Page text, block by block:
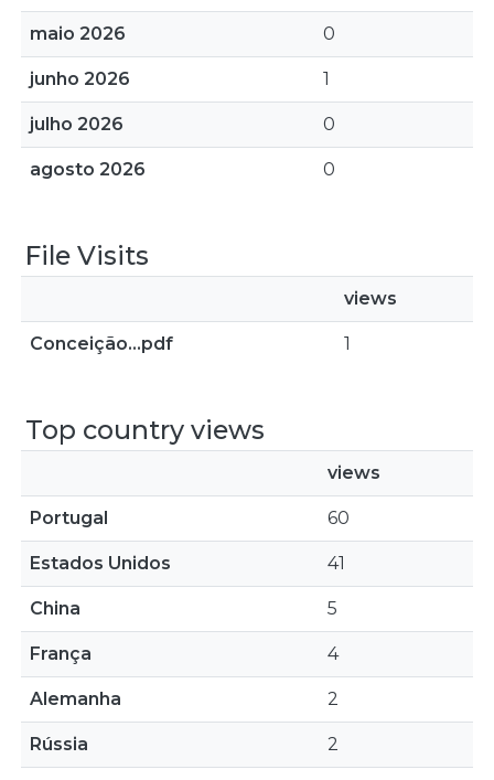
maio 2026 0
junho 2026 1
julho 2026 0
agosto 2026 0
File Visits
views
Conceição...pdf 1
Top country views
views
Portugal 60
Estados Unidos 41
China 5
França 4
Alemanha 2
Rússia 2